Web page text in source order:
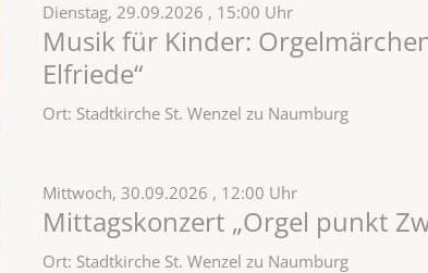
Dienstag, 29.09.2026 , 15:00 Uhr
Musik für Kinder:
Elfriede“
Ort: Stadtkirche St. Wenzel zu Naumburg
Mittwoch, 30.09.2026 , 12:00 Uhr
Mittagskonzert „Orgel punkt
Ort: Stadtkirche St. Wenzel zu Naumburg